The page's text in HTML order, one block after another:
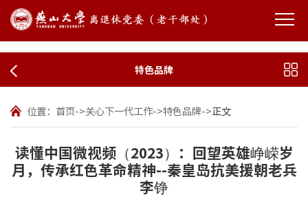
特色品牌
位置： 首页->关心下一代工作->特色品牌->正文
读懂中国微视频（2023）：回望英雄峥嵘岁
月，传承红色革命精神--秦皇岛抗美援朝老兵
李铮